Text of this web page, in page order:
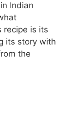
Indian
recipe is its
its story with
the